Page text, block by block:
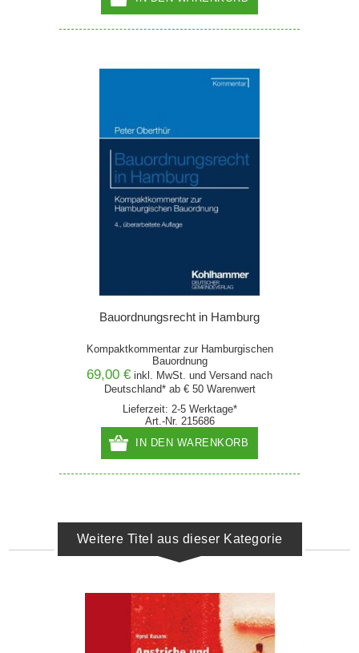
Bauordnungsrecht in Hamburg
Kompaktkommentar zur Hamburgischen
Bauordnung
69,00 € inkl. MwSt. und Versand nach
Deutschland* ab € 50 Warenwert
Lieferzeit: 2-5 Werktage*
Art.-Nr. 215686
IN DEN WARENKORB
Weitere Titel aus dieser Kategorie